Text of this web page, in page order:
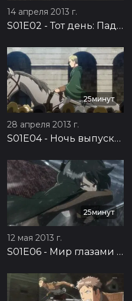
14 апреля 2013 г.
S01E02 - Тот день: Падение Сигансины, часть 2
25минут
28 апреля 2013 г.
S01E04- Ночь выпуска: Возвращение человечества, часть 2
25минут
12 мая 2013 г.
S01E06 - Мир глазами девочки: Оборона Троста, часть 2